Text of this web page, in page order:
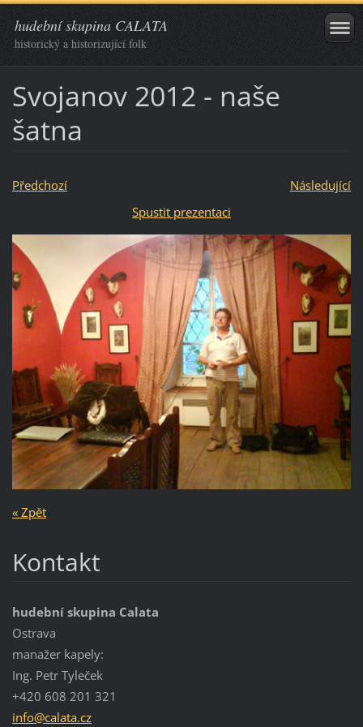
hudební skupina CALATA
historický a historizující folk
Svojanov 2012 - naše
šatna
Předchozí
Následující
Spustit prezentaci
« Zpět
Kontakt
hudební skupina Calata
Ostrava
manažer kapely:
Ing. Petr Tyleček
+420 608 201 321
info@calata.cz